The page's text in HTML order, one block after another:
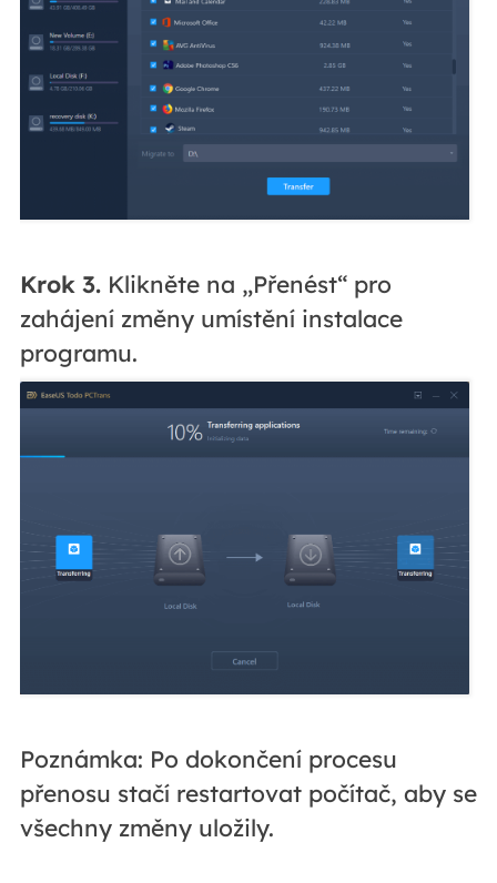
Krok 3.Klikněte na „Přenést“ pro
zahájení změny umístění instalace
programu.
Poznámka: Po dokončení procesu
přenosu stačí restartovat počítač, aby se
všechny změny uložily.